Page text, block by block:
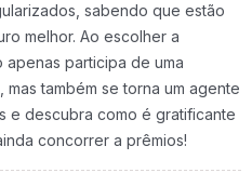
sabendo que estão
melhor. Ao escolher a
apenas participa de uma
também se torna um agente
e descubra como é gratificante
concorrer a prêmios!